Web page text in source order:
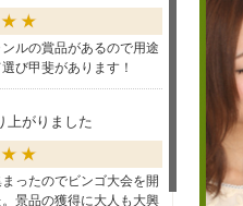
ルの賞品があるので用途
び甲斐があります！
上がりました
ったのでビンゴ大会を開
景品の獲得に大人も大興